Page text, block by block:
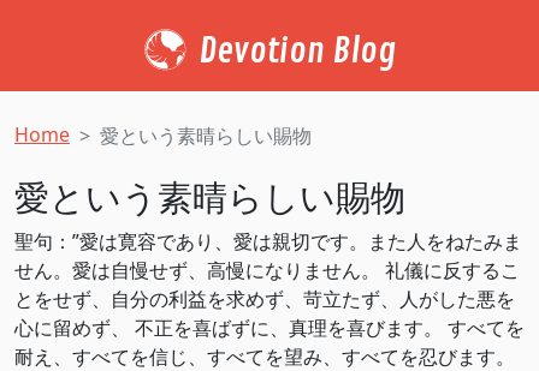
Devotion Blog
Home 愛という素晴らしい賜物
愛という素晴らしい賜物
聖句：”愛は寛容であり、愛は親切です。また人をねたみま
せん。愛は自慢せず、高慢になりません。 礼儀に反するこ
とをせず、自分の利益を求めず、苛立たず、人がした悪を
心に留めず、 不正を喜ばずに、真理を喜びます。 すべてを
耐え、すべてを信じ、すべてを望み、すべてを忍びます。